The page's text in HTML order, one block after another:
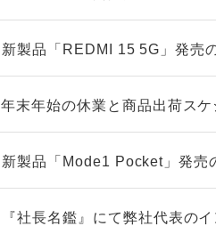
新製品「REDMI 15 5G」発売
年末年始の休業と商品出荷ス
新製品「Mode1 Pocket」発売
『社長名鑑』にて弊社代表の